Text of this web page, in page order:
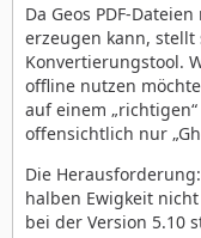
Da Geos PDF-
erzeugen kann,
Konvertierungstool.
offline nutzen
auf einem
offensichtlich nur
Die
halben Ewigkeit
bei der Version 5.10